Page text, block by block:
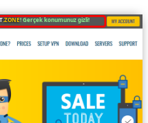
.ZONE! Gerçek konumunuz gizli!